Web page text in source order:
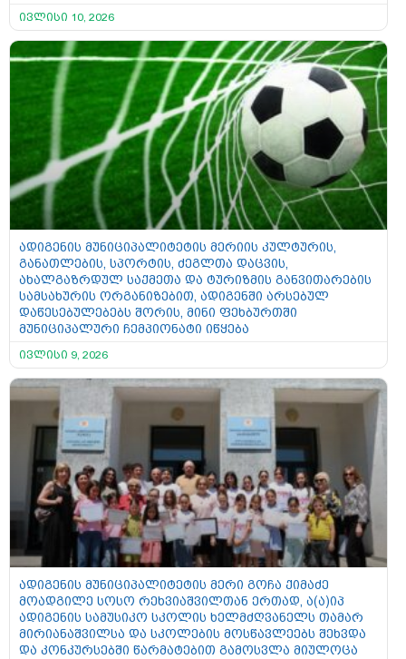
ივლისი 10, 2026
ადიგენის მუნიციპალიტეტის მერიის კულტურის,
განათლების, სპორტის, ძეგლთა დაცვის,
ახალგაზრდულ საქმეთა და ტურიზმის განვითარების
სამსახურის ორგანიზებით, ადიგენში არსებულ
დაწესებულებებს შორის, მინი ფეხბურთში
მუნიციპალური ჩემპიონატი იწყება
ივლისი 9, 2026
ადიგენის მუნიციპალიტეტის მერი გოჩა ქიმაძე
მოადგილე სოსო რეხვიაშვილთან ერთად, ა(ა)იპ
ადიგენის სამუსიკო სკოლის ხელმძღვანელს თამარ
მირიანაშვილსა და სკოლების მოსწავლეებს შეხვდა
და კონკურსებში წარმატებით გამოსვლა მიულოცა